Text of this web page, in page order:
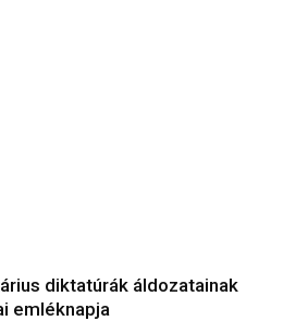
diktatúrák áldozatainak
emléknapja